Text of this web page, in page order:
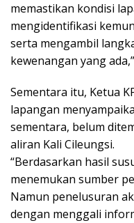
memastikan kondisi
mengidentifikasi
serta mengambil
kewenangan yang
Sementara itu, Ketua
lapangan
sementara, belum
aliran Kali Cileungsi.
“Berdasarkan hasil
menemukan sumber
Namun penelusuran
dengan menggali